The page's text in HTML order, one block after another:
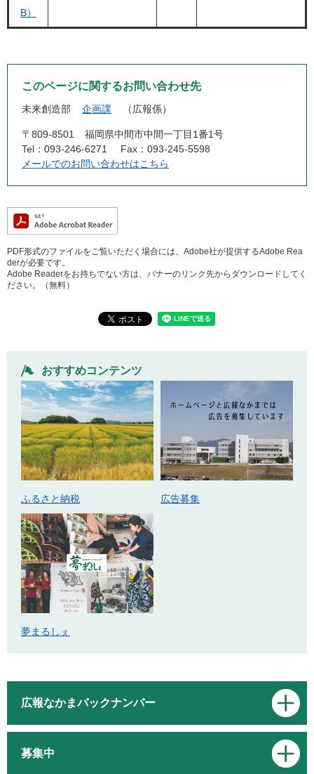
B）
このページに関するお問い合わせ先
未来創造部 企画課 広報係
〒809-8501
福岡県中間市中間一丁目1番1号
Tel：093-246-6271
Fax：093-245-5598
メールでのお問い合わせはこちら
PDF形式のファイルをご覧いただく場合には、Adobe社が提供するAdobe Rea
derが必要です。
Adobe Readerをお持ちでない方は、バナーのリンク先からダウンロードしてく
ださい。（無料）
おすすめコンテンツ
ふるさと納税 広告募集
夢まるしぇ
広報なかまバックナンバー
募集中